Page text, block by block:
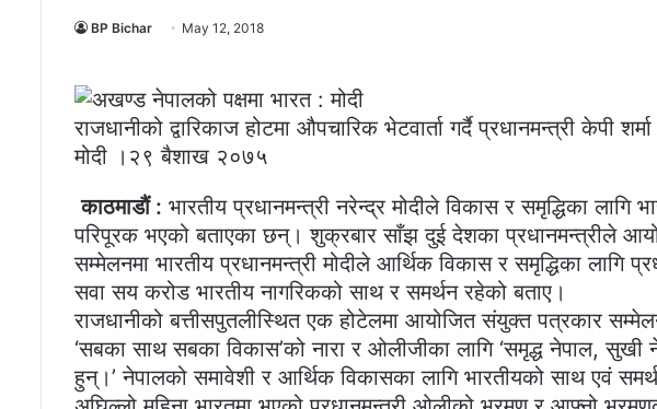
BP Bichar May 12, 2018
राजधानीको द्वारिकाज होटमा औपचारिक भेटवार्ता गर्दै प्रधानमन्त्री केपी
मोदी ।२९ बैशाख २०७५
काठमाडौं : भारतीय प्रधानमन्त्री नरेन्द्र मोदीले विकास र समृद्धिका लागि
परिपूरक भएको बताएका छन्। शुक्रबार साँझ दुई देशका प्रधानमन्त्रीले
सम्मेलनमा भारतीय प्रधानमन्त्री मोदीले आर्थिक विकास र समृद्धिका लागि
सवा सय करोड भारतीय नागरिकको साथ र समर्थन रहेको बताए।
राजधानीको बत्तीसपुतलीस्थित एक होटेलमा आयोजित संयुक्त पत्रकार
‘सबका साथ सबका विकास’को नारा र ओलीजीका लागि ‘समृद्ध नेपाल, सुखी
हुन्।’ नेपालको समावेशी र आर्थिक विकासका लागि भारतीयको साथ एवं